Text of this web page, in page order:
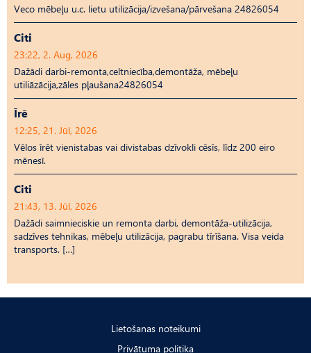
Veco mēbeļu u.c. lietu utilizācija/izvešana/pārvešana 24826054
Citi
23:22, 2. Aug, 2026
Dažādi darbi-remonta,celtniecība,demontāža, mēbeļu
utiliāzācija,zāles pļaušana24826054
Īrē
12:25, 21. Jūl, 2026
Vēlos īrēt vienistabas vai divistabas dzīvokli cēsīs, līdz 200 eiro
mēnesī.
Citi
21:43, 13. Jūl, 2026
Dažādi saimnieciskie un remonta darbi, demontāža-utilizācija,
sadzīves tehnikas, mēbeļu utilizācija, pagrabu tīrīšana. Visa veida
transports. […]
Lietošanas noteikumi
Privātuma politika